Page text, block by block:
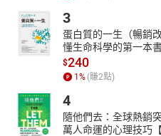
3
蛋白質的一生（暢銷
懂生命科學的第一本
$240
1 % (賺2點)
4
隨他們去：全球熱銷
萬人命運的心理技巧